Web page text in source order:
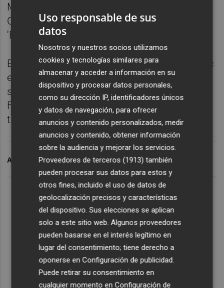
Magallán, Enzo Roco y Diego González;
Carmona, Clerc; Gumbau, Raúl 'Guti'; Fidel,
'Eze' Ponce y Randy Nteka.
Es decir, con defensa de tres centrales, Clerc
en el carril izquierdo, Gumbau y 'Guti' en la
sala de máquinas y una vanguardia con
Fidel, Ponce y Nteka, quien debuta como
titular con los franjiverdes.
ARCHIVADO EN ELCHE CF REAL MADRID
Uso responsable de sus
datos
Nosotros y nuestros socios utilizamos
cookies y tecnologías similares para
almacenar y acceder a información en su
dispositivo y procesar datos personales,
como su dirección IP, identificadores únicos
y datos de navegación, para ofrecer
anuncios y contenido personalizados, medir
anuncios y contenido, obtener información
sobre la audiencia y mejorar los servicios.
Proveedores de terceros (1913) también
pueden procesar sus datos para estos y
otros fines, incluido el uso de datos de
geolocalización precisos y características
del dispositivo. Sus elecciones se aplican
solo a este sitio web. Algunos proveedores
pueden basarse en el interés legítimo en
lugar del consentimiento; tiene derecho a
oponerse enConfiguración de publicidad.
Puede retirar su consentimiento en
cualquier momento enConfiguración de